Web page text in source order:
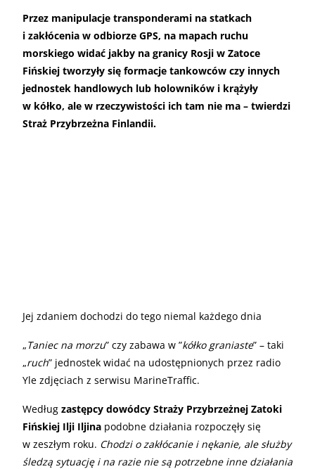
Przez manipulacje transponderami na statkach
i zakłócenia w odbiorze GPS, na mapach ruchu
morskiego widać jakby na granicy Rosji w Zatoce
Fińskiej tworzyły się formacje tankowców czy innych
jednostek handlowych lub holowników i krążyły
w kółko, ale w rzeczywistości ich tam nie ma – twierdzi
Straż Przybrzeżna Finlandii.
Jej zdaniem dochodzi do tego niemal każdego dnia
„Taniec na morzu” czy zabawa w ”kółko graniaste” – taki
„ruch” jednostek widać na udostępnionych przez radio
Yle zdjęciach z serwisu MarineTraffic.
Według zastępcy dowódcy Straży Przybrzeżnej Zatoki
Fińskiej Ilji Iljina podobne działania rozpoczęły się
w zeszłym roku. Chodzi o zakłócanie i nękanie, ale służby
śledzą sytuację i na razie nie są potrzebne inne działania